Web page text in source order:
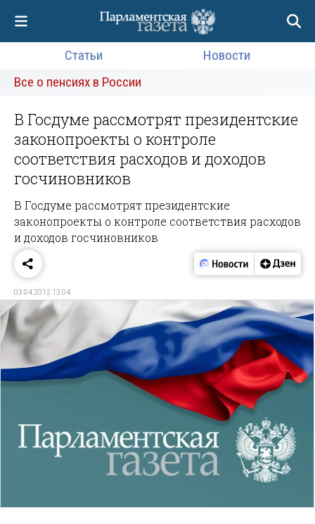
Статьи
Новости
Все о пенсиях в России
В Госдуме рассмотрят президентские
законопроекты о контроле
соответствия расходов и доходов
госчиновников
В Госдуме рассмотрят президентские
законопроекты о контроле соответствия расходов
и доходов госчиновников
03.04.2012 13:04